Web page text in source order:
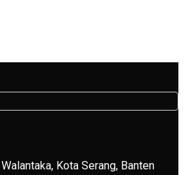
Kota Serang, Banten